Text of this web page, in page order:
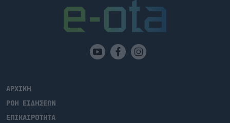
ΑΡΧΙΚΗ
ΡΟΗ ΕΙΔΗΣΕΩΝ
ΕΠΙΚΑΙΡΟΤΗΤΑ